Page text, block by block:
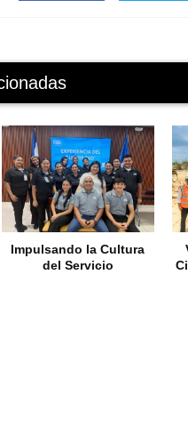
Impulsando la Cultura
del Servicio